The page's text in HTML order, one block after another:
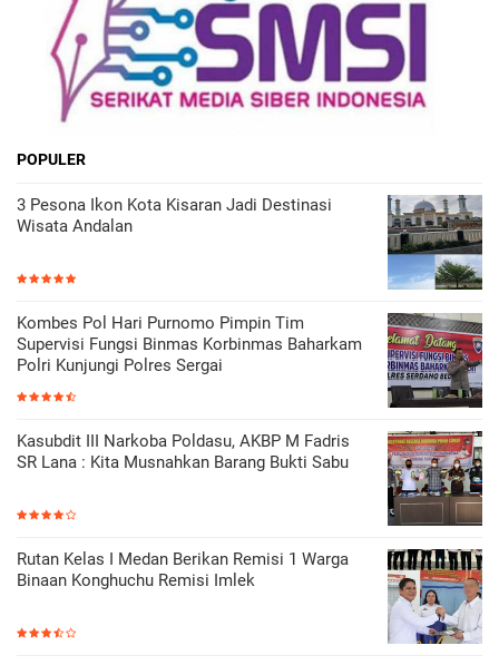
POPULER
3 Pesona Ikon Kota Kisaran Jadi Destinasi
Wisata Andalan
Kombes Pol Hari Purnomo Pimpin Tim
Supervisi Fungsi Binmas Korbinmas Baharkam
Polri Kunjungi Polres Sergai
Kasubdit III Narkoba Poldasu, AKBP M Fadris
SR Lana : Kita Musnahkan Barang Bukti Sabu
Rutan Kelas I Medan Berikan Remisi 1 Warga
Binaan Konghuchu Remisi Imlek